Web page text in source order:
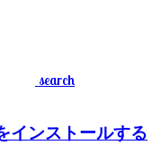
search
ンストールする